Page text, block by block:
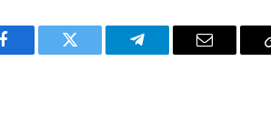
Facebook Twitter Telegram Email